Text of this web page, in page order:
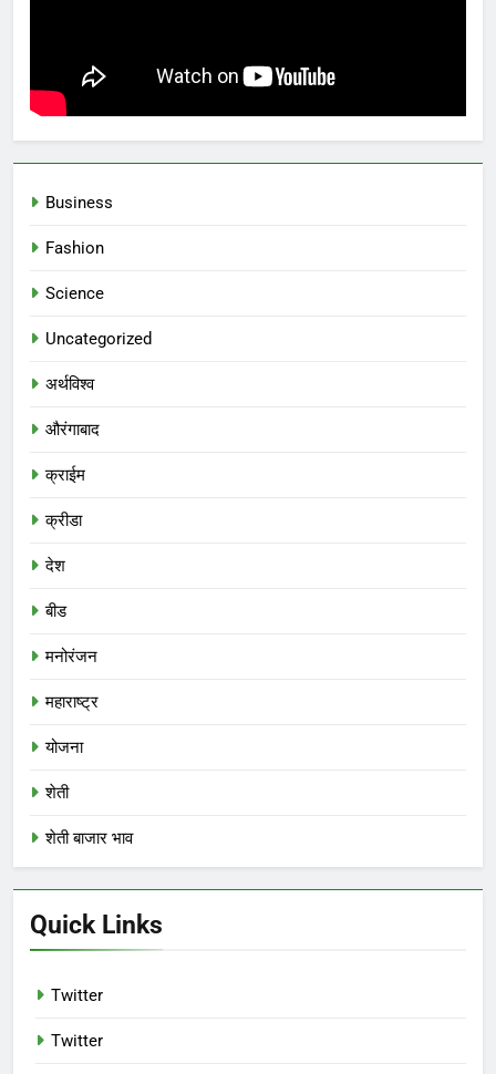
Business
Fashion
Science
Uncategorized
अर्थविश्व
औरंगाबाद
क्राईम
क्रीडा
देश
बीड
मनोरंजन
महाराष्ट्र
योजना
शेती
शेती बाजार भाव
Quick Links
Twitter
Twitter